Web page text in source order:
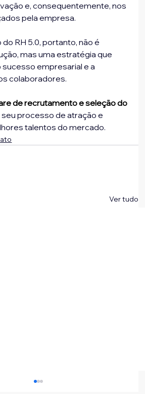
e, consequentemente, nos
pela empresa.
RH 5.0, portanto, não é
mas uma estratégia que
sucesso empresarial e a
colaboradores.
de recrutamento e seleção do
seu processo de atração e
talentos do mercado.
Ver tudo